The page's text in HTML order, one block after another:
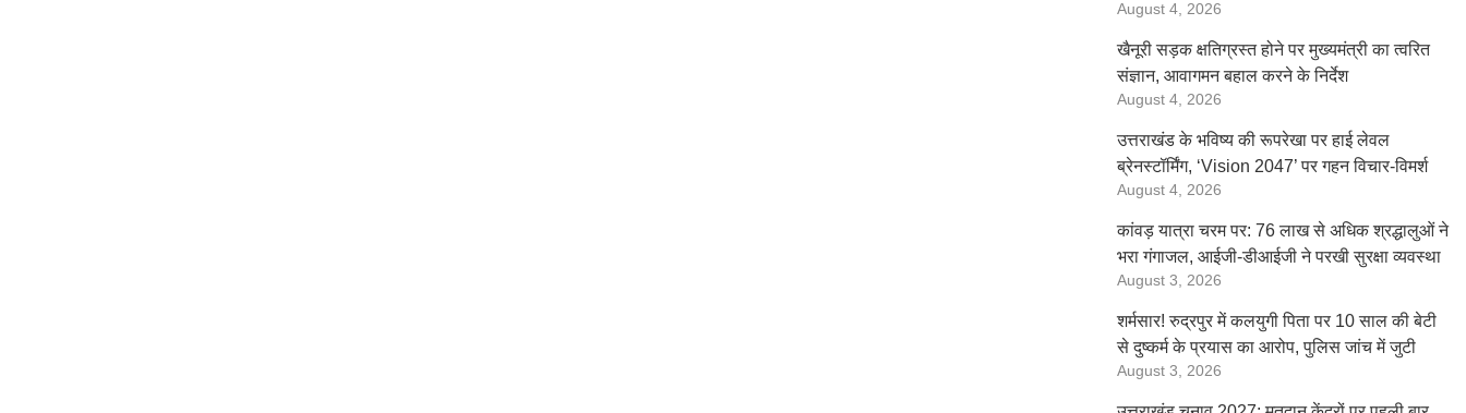
August 4, 2026
खैनूरी सड़क क्षतिग्रस्त होने पर मुख्यमंत्री का त्वरित
संज्ञान, आवागमन बहाल करने के निर्देश
August 4, 2026
उत्तराखंड के भविष्य की रूपरेखा पर हाई लेवल
ब्रेनस्टॉर्मिंग, ‘Vision 2047’ पर गहन विचार-विमर्श
August 4, 2026
कांवड़ यात्रा चरम पर: 76 लाख से अधिक श्रद्धालुओं ने
भरा गंगाजल, आईजी-डीआईजी ने परखी सुरक्षा व्यवस्था
August 3, 2026
शर्मसार! रुद्रपुर में कलयुगी पिता पर 10 साल की बेटी
से दुष्कर्म के प्रयास का आरोप, पुलिस जांच में जुटी
August 3, 2026